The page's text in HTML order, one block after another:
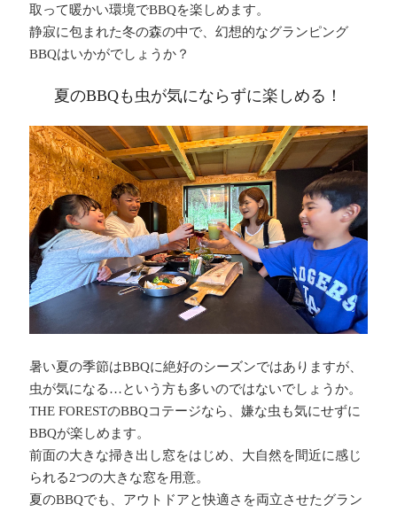
取って暖かい環境でBBQを楽しめます。
静寂に包まれた冬の森の中で、幻想的なグランピング
BBQはいかがでしょうか？
夏のBBQも虫が気にならずに楽しめる！
暑い夏の季節はBBQに絶好のシーズンではありますが、
虫が気になる…という方も多いのではないでしょうか。
THE FORESTのBBQコテージなら、嫌な虫も気にせずに
BBQが楽しめます。
前面の大きな掃き出し窓をはじめ、大自然を間近に感じ
られる2つの大きな窓を用意。
夏のBBQでも、アウトドアと快適さを両立させたグラン